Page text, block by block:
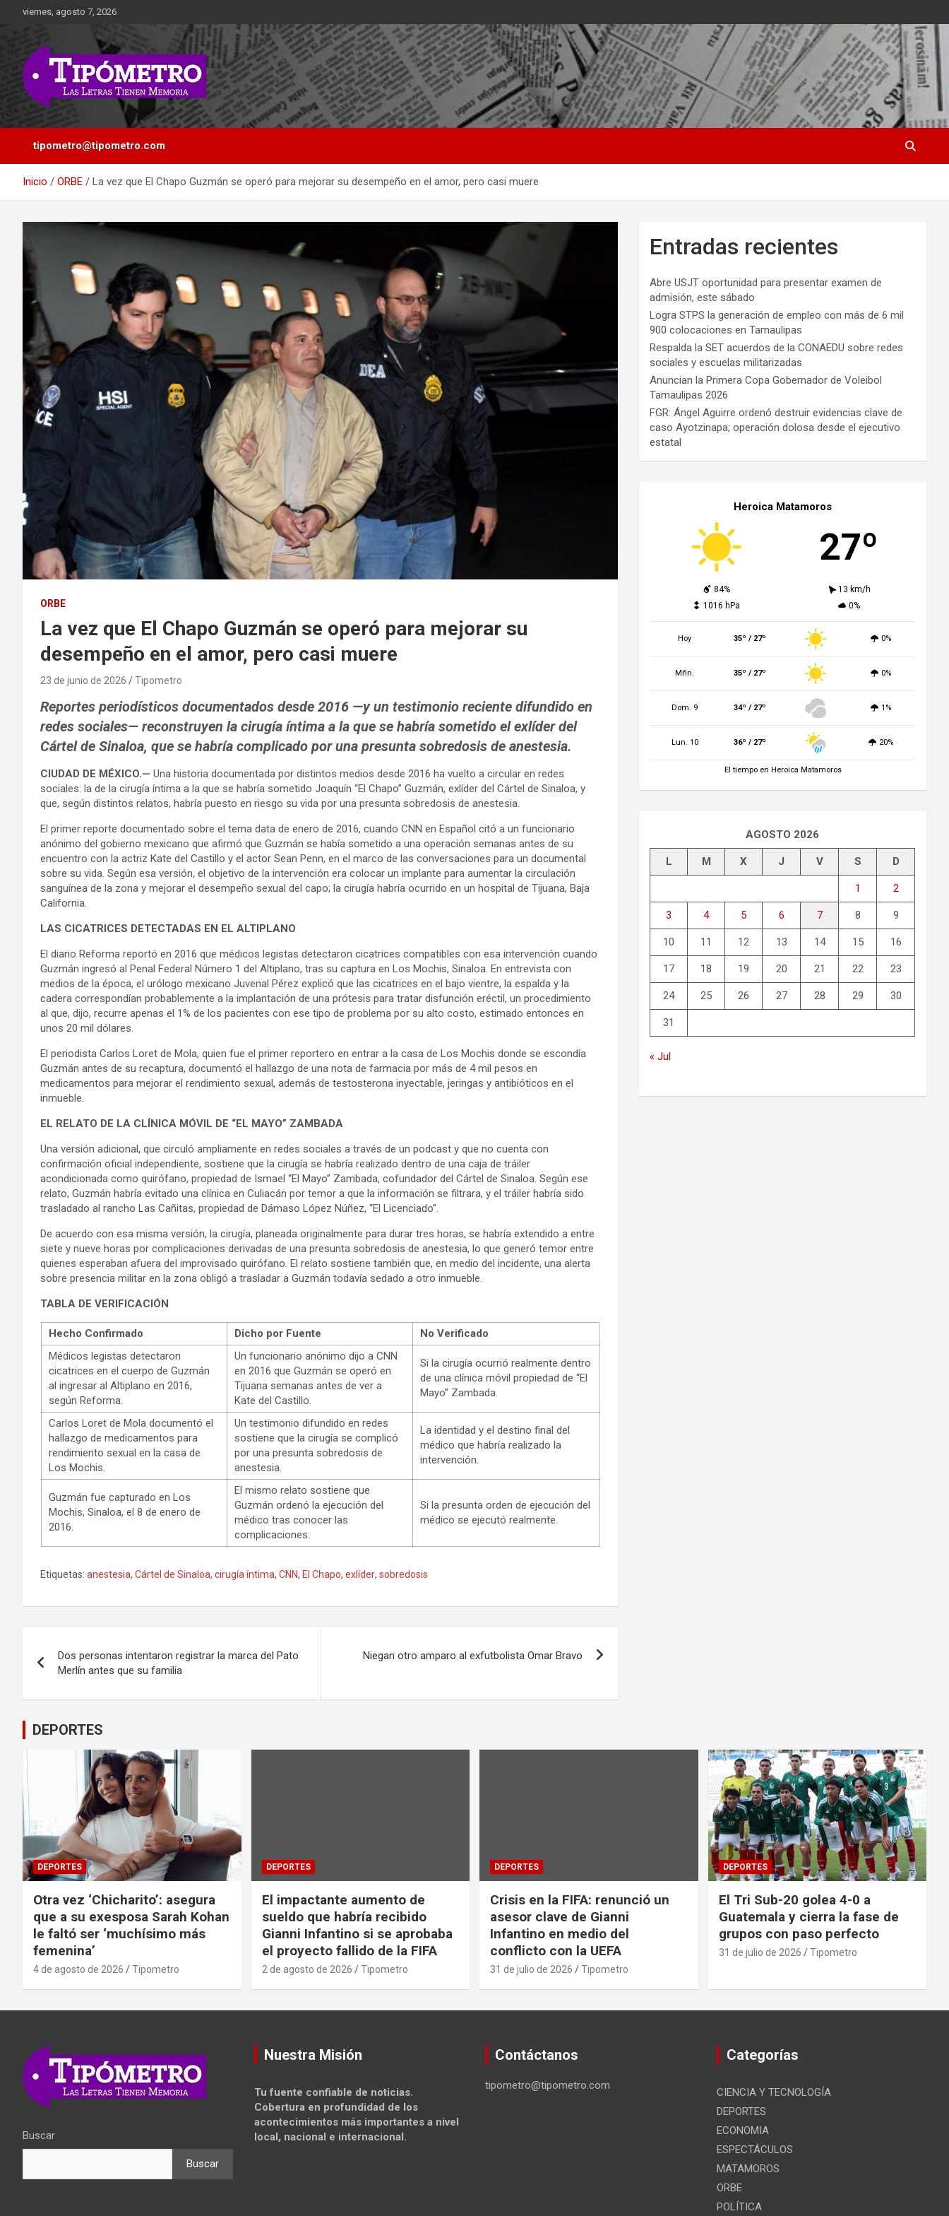
viernes, agosto 7, 2026
Tipometro
Las Letras Tienen Memoria
tipometro@tipometro.com
Inicio ORBE La vez que El Chapo Guzmán se operó para mejorar su desempeño en el amor, pero casi muere
ORBE
La vez que El Chapo Guzmán se operó para mejorar su
desempeño en el amor, pero casi muere
23 de junio de 2026 Tipometro
Reportes periodísticos documentados desde 2016 —y un testimonio reciente difundido en
redes sociales— reconstruyen la cirugía íntima a la que se habría sometido el exlíder del
Cártel de Sinaloa, que se habría complicado por una presunta sobredosis de anestesia.
CIUDAD DE MÉXICO.— Una historia documentada por distintos medios desde 2016 ha vuelto a circular en redes
sociales: la de la cirugía íntima a la que se habría sometido Joaquín “El Chapo” Guzmán, exlíder del Cártel de Sinaloa, y
que, según distintos relatos, habría puesto en riesgo su vida por una presunta sobredosis de anestesia.
El primer reporte documentado sobre el tema data de enero de 2016, cuando CNN en Español citó a un funcionario
anónimo del gobierno mexicano que afirmó que Guzmán se había sometido a una operación semanas antes de su
encuentro con la actriz Kate del Castillo y el actor Sean Penn, en el marco de las conversaciones para un documental
sobre su vida. Según esa versión, el objetivo de la intervención era colocar un implante para aumentar la circulación
sanguínea de la zona y mejorar el desempeño sexual del capo; la cirugía habría ocurrido en un hospital de Tijuana, Baja
California.
LAS CICATRICES DETECTADAS EN EL ALTIPLANO
El diario Reforma reportó en 2016 que médicos legistas detectaron cicatrices compatibles con esa intervención cuando
Guzmán ingresó al Penal Federal Número 1 del Altiplano, tras su captura en Los Mochis, Sinaloa. En entrevista con
medios de la época, el urólogo mexicano Juvenal Pérez explicó que las cicatrices en el bajo vientre, la espalda y la
cadera correspondían probablemente a la implantación de una prótesis para tratar disfunción eréctil, un procedimiento
al que, dijo, recurre apenas el 1% de los pacientes con ese tipo de problema por su alto costo, estimado entonces en
unos 20 mil dólares.
El periodista Carlos Loret de Mola, quien fue el primer reportero en entrar a la casa de Los Mochis donde se escondía
Guzmán antes de su recaptura, documentó el hallazgo de una nota de farmacia por más de 4 mil pesos en
medicamentos para mejorar el rendimiento sexual, además de testosterona inyectable, jeringas y antibióticos en el
inmueble.
EL RELATO DE LA CLÍNICA MÓVIL DE “EL MAYO” ZAMBADA
Una versión adicional, que circuló ampliamente en redes sociales a través de un podcast y que no cuenta con
confirmación oficial independiente, sostiene que la cirugía se habría realizado dentro de una caja de tráiler
acondicionada como quirófano, propiedad de Ismael “El Mayo” Zambada, cofundador del Cártel de Sinaloa. Según ese
relato, Guzmán habría evitado una clínica en Culiacán por temor a que la información se filtrara, y el tráiler habría sido
trasladado al rancho Las Cañitas, propiedad de Dámaso López Núñez, “El Licenciado”.
De acuerdo con esa misma versión, la cirugía, planeada originalmente para durar tres horas, se habría extendido a entre
siete y nueve horas por complicaciones derivadas de una presunta sobredosis de anestesia, lo que generó temor entre
quienes esperaban afuera del improvisado quirófano. El relato sostiene también que, en medio del incidente, una alerta
sobre presencia militar en la zona obligó a trasladar a Guzmán todavía sedado a otro inmueble.
TABLA DE VERIFICACIÓN
Hecho Confirmado Dicho por Fuente
No Verificado
Médicos legistas detectaron
cicatrices en el cuerpo de Guzmán
al ingresar al Altiplano en 2016,
según Reforma.
Un funcionario anónimo dijo a CNN
en 2016 que Guzmán se operó en
Tijuana semanas antes de ver a
Kate del Castillo.
Si la cirugía ocurrió realmente dentro
de una clínica móvil propiedad de “El
Mayo” Zambada.
Carlos Loret de Mola documentó el
hallazgo de medicamentos para
rendimiento sexual en la casa de
Los Mochis.
Un testimonio difundido en redes
sostiene que la cirugía se complicó
por una presunta sobredosis de
anestesia.
La identidad y el destino final del
médico que habría realizado la
intervención.
Guzmán fue capturado en Los
Mochis, Sinaloa, el 8 de enero de
2016.
El mismo relato sostiene que
Guzmán ordenó la ejecución del
médico tras conocer las
complicaciones.
Si la presunta orden de ejecución del
médico se ejecutó realmente.
Etiquetas: anestesia, Cártel de Sinaloa, cirugía íntima, CNN, El Chapo, exlíder, sobredosis
de
entradas
Dos personas intentaron registrar la marca del Pato
Merlín antes que su familia
Niegan otro amparo al exfutbolista Omar Bravo
Entradas recientes
Abre USJT oportunidad para presentar examen de
admisión, este sábado
Logra STPS la generación de empleo con más de 6 mil
900 colocaciones en Tamaulipas
Respalda la SET acuerdos de la CONAEDU sobre redes
sociales y escuelas militarizadas
Anuncian la Primera Copa Gobernador de Voleibol
Tamaulipas 2026
FGR: Ángel Aguirre ordenó destruir evidencias clave de
caso Ayotzinapa; operación dolosa desde el ejecutivo
estatal
Heroica Matamoros
27º
84%
13 km/h
1016 hPa
0%
Hoy 35º / 27º 0%
Mñn. 35º / 27º 0%
Dom. 9 34º / 27º 1%
Lun. 10 36º / 27º 20%
El tiempo en Heroica Matamoros
AGOSTO 2026
L M X J V S D
1 2
3 4 5 6 7 8 9
10 11 12 13 14 15 16
17 18 19 20 21 22 23
24 25 26 27 28 29 30
31
« Jul
DEPORTES
DEPORTES
Otra vez ‘Chicharito’: asegura
que a su exesposa Sarah Kohan
le faltó ser ‘muchísimo más
femenina’
4 de agosto de 2026 Tipometro
DEPORTES
El impactante aumento de
sueldo que habría recibido
Gianni Infantino si se aprobaba
el proyecto fallido de la FIFA
2 de agosto de 2026 Tipometro
DEPORTES
Crisis en la FIFA: renunció un
asesor clave de Gianni
Infantino en medio del
conflicto con la UEFA
31 de julio de 2026 Tipometro
DEPORTES
El Tri Sub-20 golea 4-0 a
Guatemala y cierra la fase de
grupos con paso perfecto
31 de julio de 2026 Tipometro
Buscar
Buscar
Nuestra Misión
Tu fuente confiable de noticias.
Cobertura en profundidad de los
acontecimientos más importantes a nivel
local, nacional e internacional.
Contáctanos
tipometro@tipometro.com
Categorías
CIENCIA Y TECNOLOGÍA
DEPORTES
ECONOMIA
ESPECTÁCULOS
MATAMOROS
ORBE
POLÍTICA